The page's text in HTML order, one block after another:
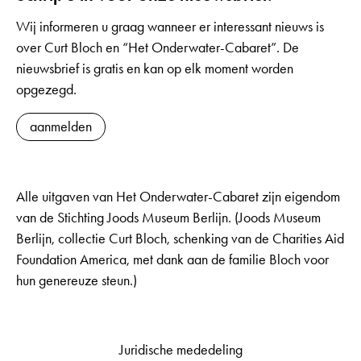
Wij informeren u graag wanneer er interessant nieuws is
over Curt Bloch en “Het Onderwater-Cabaret”. De
nieuwsbrief is gratis en kan op elk moment worden
opgezegd.
aanmelden
Alle uitgaven van Het Onderwater-Cabaret zijn eigendom
van de Stichting Joods Museum Berlijn. (Joods Museum
Berlijn, collectie Curt Bloch, schenking van de Charities Aid
Foundation America, met dank aan de familie Bloch voor
hun genereuze steun.)
Juridische mededeling